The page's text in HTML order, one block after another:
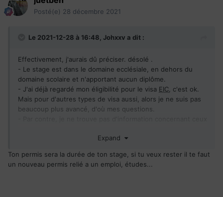
Posté(e) 28 décembre 2021
Le 2021-12-28 à 16:48, Johxxv a dit :
Effectivement, j'aurais dû préciser. désolé .
- Le stage est dans le domaine ecclésiale, en dehors du
domaine scolaire et n'apportant aucun diplôme.
- J'ai déjà regardé mon éligibilité pour le visa EIC, c'est ok.
Mais pour d'autres types de visa aussi, alors je ne suis pas
beaucoup plus avancé, d'où mes questions.
Expand
Ton permis sera la durée de ton stage, si tu veux rester il te faut
un nouveau permis relié a un emploi, études...